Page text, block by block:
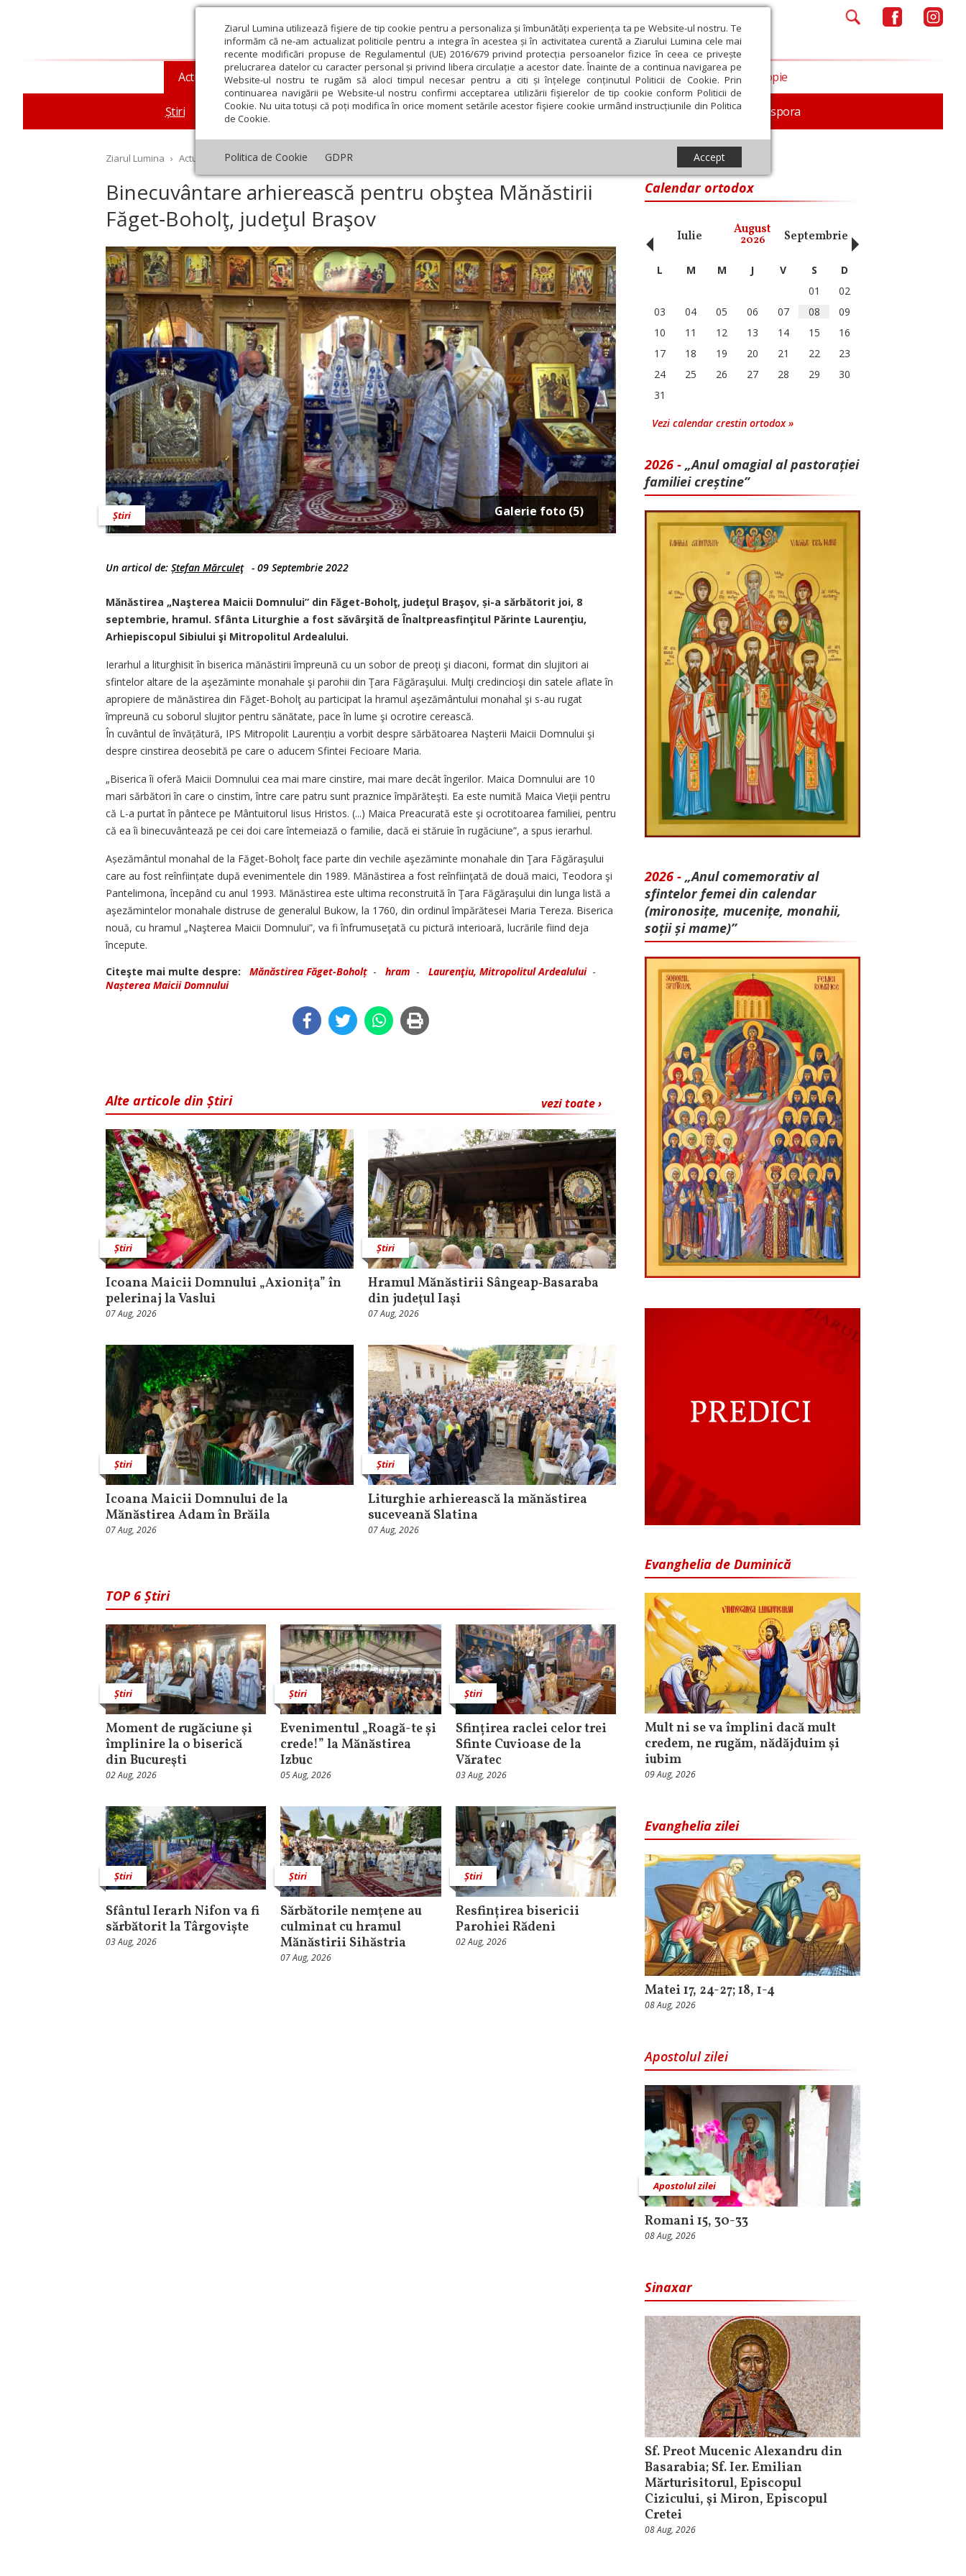
Ziarul Lumina utilizează fişiere de tip cookie pentru a personaliza și îmbunătăți experiența ta pe Website-ul nostru. Te
informăm că ne-am actualizat politicile pentru a integra în acestea și în activitatea curentă a Ziarului Lumina cele mai
recente modificări propuse de Regulamentul (UE) 2016/679 privind protecția persoanelor fizice în ceea ce privește
prelucrarea datelor cu caracter personal și privind libera circulație a acestor date. Înainte de a continua navigarea pe
Website-ul nostru te rugăm să aloci timpul necesar pentru a citi și înțelege conținutul Politicii de Cookie. Prin
continuarea navigării pe Website-ul nostru confirmi acceptarea utilizării fişierelor de tip cookie conform Politicii de
Cookie. Nu uita totuși că poți modifica în orice moment setările acestor fişiere cookie urmând instrucțiunile din Politica
de Cookie.
Politica de Cookie GDPR Accept
Actualitate religioasă
Știri Mesaje și cuvântări An omagial Comunicate de presă Documentar In memoriam Diaspora
Teologie și spiritualitate Educaţie și Cultură Societate Opinii Filantropie
Ziarul Lumina › Actualitate religioasă › Știri › Binecuvântare arhierească pentru obştea Mănăstirii Făget‑Boholţ, judeţul Braşov
Binecuvântare arhierească pentru obştea Mănăstirii
Făget‑Boholţ, judeţul Braşov
Galerie foto (5)
Știri
Un articol de: Ștefan Mărculeţ - 09 Septembrie 2022
Mănăstirea „Naşterea Maicii Domnului” din Făget-Boholţ, judeţul Braşov, și-a sărbătorit joi, 8
septembrie, hramul. Sfânta Liturghie a fost săvârşită de Înaltpreasfinţitul Părinte Laurenţiu,
Arhiepiscopul Sibiului şi Mitropolitul Ardealului.
Ierarhul a liturghisit în biserica mănăstirii împreună cu un sobor de preoţi şi diaconi, format din slujitori ai
sfintelor altare de la aşezăminte monahale şi parohii din Ţara Făgăraşului. Mulţi credincioşi din satele aflate în
apropiere de mănăstirea din Făget-Boholţ au participat la hramul aşezământului monahal şi s-au rugat
împreună cu soborul slujitor pentru sănătate, pace în lume şi ocrotire cerească.
În cuvântul de învățătură, IPS Mitropolit Laurențiu a vorbit despre sărbătoarea Naşterii Maicii Domnului şi
despre cinstirea deosebită pe care o aducem Sfintei Fecioare Maria.
„Biserica îi oferă Maicii Domnului cea mai mare cinstire, mai mare decât îngerilor. Maica Domnului are 10
mari sărbători în care o cinstim, între care patru sunt praznice împărăteşti. Ea este numită Maica Vieţii pentru
că L-a purtat în pântece pe Mântuitorul Iisus Hristos. (...) Maica Preacurată este şi ocrotitoarea familiei, pentru
că ea îi binecuvântează pe cei doi care întemeiază o familie, dacă ei stăruie în rugăciune”, a spus ierarhul.
Așezământul monahal de la Făget-Boholţ face parte din vechile aşezăminte monahale din Ţara Făgăraşului
care au fost reînființate după evenimentele din 1989. Mănăstirea a fost reînfiinţată de două maici, Teodora şi
Pantelimona, începând cu anul 1993. Mănăstirea este ultima reconstruită în Ţara Făgăraşului din lunga listă a
aşezămintelor monahale distruse de generalul Bukow, la 1760, din ordinul împărătesei Maria Tereza. Biserica
nouă, cu hramul „Naşterea Maicii Domnului”, va fi înfrumuseţată cu pictură interioară, lucrările fiind deja
începute.
Citeşte mai multe despre:
Mănăstirea Făget-Boholț - hram - Laurenţiu, Mitropolitul Ardealului-
Nașterea Maicii Domnului
vezi toate ›
Alte articole din Știri
Știri
Icoana Maicii Domnului „Axionița” în
pelerinaj la Vaslui
07 Aug, 2026
Știri
Hramul Mănăstirii Sângeap‑Basaraba
din judeţul Iaşi
07 Aug, 2026
Știri
Icoana Maicii Domnului de la
Mănăstirea Adam în Brăila
07 Aug, 2026
Știri
Liturghie arhierească la mănăstirea
suceveană Slatina
07 Aug, 2026
TOP 6 Știri
Știri
Moment de rugăciune şi
împlinire la o biserică
din Bucureşti
02 Aug, 2026
Știri
Evenimentul „Roagă-te și
crede!” la Mănăstirea
Izbuc
05 Aug, 2026
Știri
Sfințirea raclei celor trei
Sfinte Cuvioase de la
Văratec
03 Aug, 2026
Știri
Sfântul Ierarh Nifon va fi
sărbătorit la Târgoviște
03 Aug, 2026
Știri
Sărbătorile nemţene au
culminat cu hramul
Mănăstirii Sihăstria
07 Aug, 2026
Știri
Resfințirea bisericii
Parohiei Rădeni
02 Aug, 2026
Calendar ortodox
Octombrie Decembrie Februarie Iulie August
2026 Septembrie Octombrie
‹ L M M J V S
D
01
02
03
04 05 06 07 08
09
10
11 12 13 14 15
16
17
18 19 20 21 22
23
24
25 26 27 28 29
30
31
Vezi calendar crestin ortodox »
2026 - „Anul omagial al pastorației
familiei creștine”
2026 - „Anul comemorativ al
sfintelor femei din calendar
(mironosițe, mu­cenițe, monahii,
soții și mame)”
Evanghelia de Duminică
Mult ni se va împlini dacă mult
credem, ne rugăm, nădăjduim și
iubim
09 Aug, 2026
Evanghelia zilei
Matei 17, 24-27; 18, 1-4
08 Aug, 2026
Apostolul zilei
Apostolul zilei
Romani 15, 30-33
08 Aug, 2026
Sinaxar
Sf. Preot Mucenic Alexandru din
Basarabia; Sf. Ier. Emilian
Mărturisitorul, Episcopul
Cizicului, şi Miron, Episcopul
Cretei
08 Aug, 2026